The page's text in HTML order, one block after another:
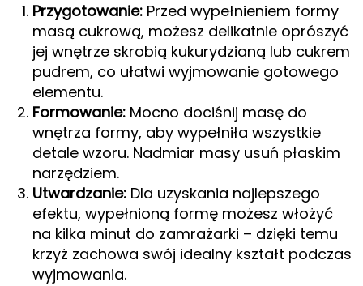
Przygotowanie: Przed wypełnieniem formy
masą cukrową, możesz delikatnie oprószyć
jej wnętrze skrobią kukurydzianą lub cukrem
pudrem, co ułatwi wyjmowanie gotowego
elementu.
Formowanie: Mocno dociśnij masę do
wnętrza formy, aby wypełniła wszystkie
detale wzoru. Nadmiar masy usuń płaskim
narzędziem.
Utwardzanie: Dla uzyskania najlepszego
efektu, wypełnioną formę możesz włożyć
na kilka minut do zamrażarki – dzięki temu
krzyż zachowa swój idealny kształt podczas
wyjmowania.